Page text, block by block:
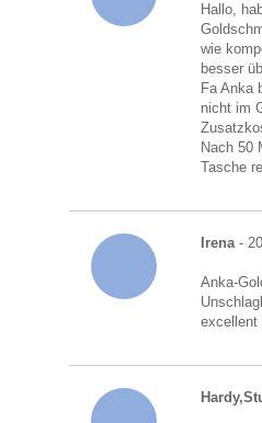
Hallo,
wie
besser
Fa Anka
nicht im
Nach 50
Tasche
Irena-
Anka-
excellent